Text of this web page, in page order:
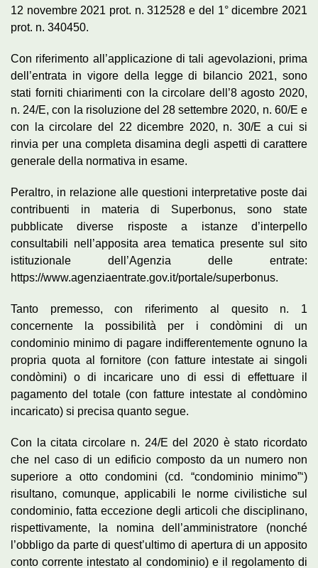
12 novembre 2021 prot. n. 312528 e del 1° dicembre 2021
prot. n. 340450.
Con riferimento all’applicazione di tali agevolazioni, prima
dell’entrata in vigore della legge di bilancio 2021, sono
stati forniti chiarimenti con la circolare dell’8 agosto 2020,
n. 24/E, con la risoluzione del 28 settembre 2020, n. 60/E e
con la circolare del 22 dicembre 2020, n. 30/E a cui si
rinvia per una completa disamina degli aspetti di carattere
generale della normativa in esame.
Peraltro, in relazione alle questioni interpretative poste dai
contribuenti in materia di Superbonus, sono state
pubblicate diverse risposte a istanze d’interpello
consultabili nell’apposita area tematica presente sul sito
istituzionale dell’Agenzia delle entrate:
https://www.agenziaentrate.gov.it/portale/superbonus.
Tanto premesso, con riferimento al quesito n. 1
concernente la possibilità per i condòmini di un
condominio minimo di pagare indifferentemente ognuno la
propria quota al fornitore (con fatture intestate ai singoli
condòmini) o di incaricare uno di essi di effettuare il
pagamento del totale (con fatture intestate al condòmino
incaricato) si precisa quanto segue.
Con la citata circolare n. 24/E del 2020 è stato ricordato
che nel caso di un edificio composto da un numero non
superiore a otto condomini (cd. “condominio minimo”‘)
risultano, comunque, applicabili le norme civilistiche sul
condominio, fatta eccezione degli articoli che disciplinano,
rispettivamente, la nomina dell’amministratore (nonché
l’obbligo da parte di quest’ultimo di apertura di un apposito
conto corrente intestato al condominio) e il regolamento di